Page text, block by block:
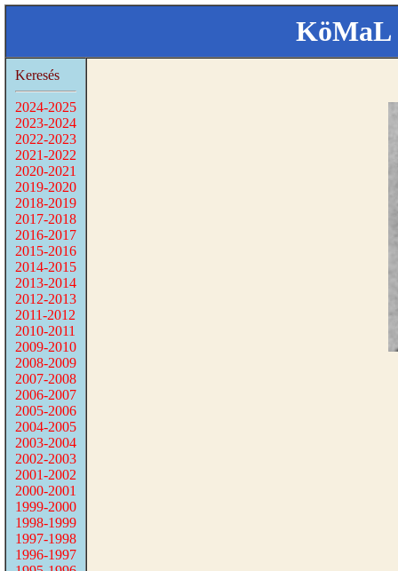
KöMaL
Keresés
2024-2025
2023-2024
2022-2023
2021-2022
2020-2021
2019-2020
2018-2019
2017-2018
2016-2017
2015-2016
2014-2015
2013-2014
2012-2013
2011-2012
2010-2011
2009-2010
2008-2009
2007-2008
2006-2007
2005-2006
2004-2005
2003-2004
2002-2003
2001-2002
2000-2001
1999-2000
1998-1999
1997-1998
1996-1997